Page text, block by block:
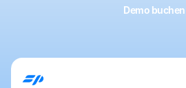
Demo buchen